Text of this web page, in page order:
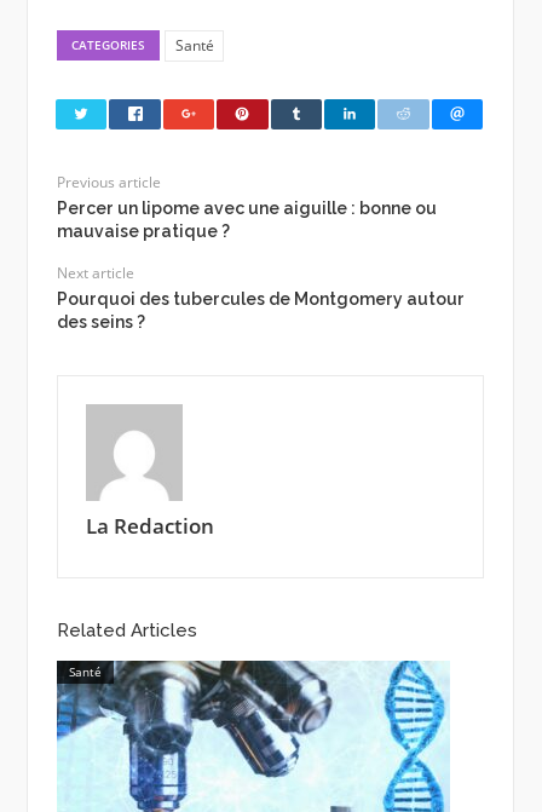
CATEGORIES Santé
Previous article
Percer un lipome avec une aiguille : bonne ou
mauvaise pratique ?
Next article
Pourquoi des tubercules de Montgomery autour
des seins ?
La Redaction
Related Articles
Santé